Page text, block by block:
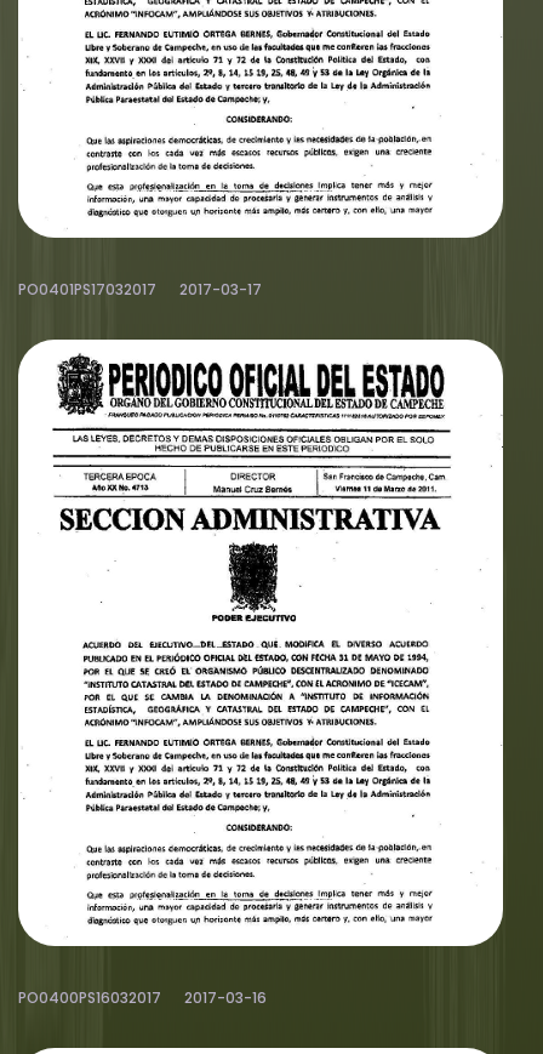
PO0401PS17032017 2017-03-17
PO0400PS16032017 2017-03-16